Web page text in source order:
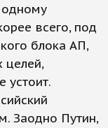
всего, под
блока АП,
целей,
устоит.
Заодно Путин,